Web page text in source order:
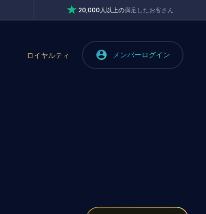
20,000人以上の満足したお客さん
ロイヤルティ メンバーログイン